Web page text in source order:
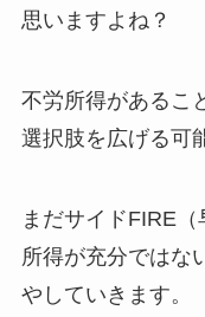
思いますよね？
不労所得があるこ
選択肢を広げる可
まだサイドFIRE
所得が充分ではな
やしていきます。